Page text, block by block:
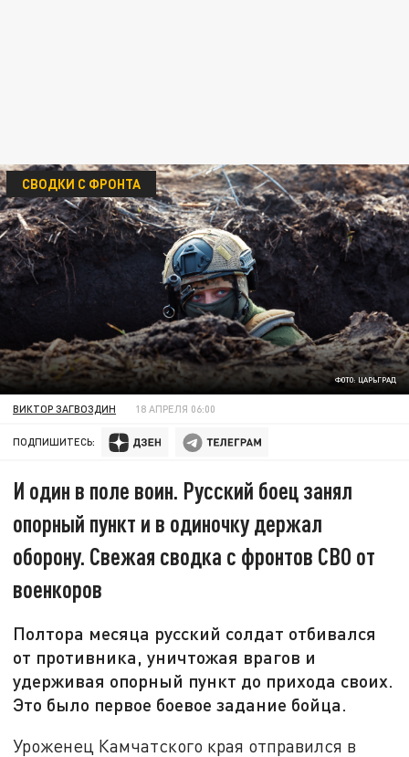
ФОТО: ЦАРЬГРАД
СВОДКИ С ФРОНТА
ВИКТОР ЗАГВОЗДИН 18 АПРЕЛЯ 06:00
ПОДПИШИТЕСЬ:
И один в поле воин. Русский боец занял
опорный пункт и в одиночку держал
оборону. Свежая сводка с фронтов СВО от
военкоров
Полтора месяца русский солдат отбивался
от противника, уничтожая врагов и
удерживая опорный пункт до прихода своих.
Это было первое боевое задание бойца.
Уроженец Камчатского края отправился в